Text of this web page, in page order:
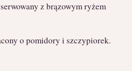
z brązowym ryżem
o pomidory i szczypiorek.